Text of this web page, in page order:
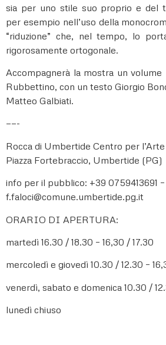
sia per uno stile suo proprio e del
per esempio nell’uso della
“riduzione” che, nel tempo, lo
rigorosamente ortogonale.
Accompagnerà la mostra un volume
Rubbettino, con un testo Giorgio
Matteo Galbiati.
——-
Rocca di Umbertide Centro per
Piazza Fortebraccio, Umbertide (PG)
info per il pubblico: +39 0759413691 –
f.faloci@comune.umbertide.pg.it
ORARIO DI APERTURA:
martedì 16.30 / 18.30 – 16,30 / 17.30
mercoledì e giovedì 10.30 / 12.30 –
venerdì, sabato e domenica 10.30 /
lunedì chiuso